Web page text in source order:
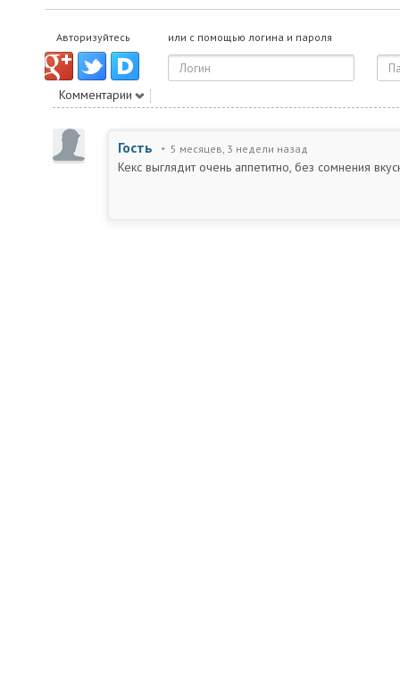
Авторизуйтесь или с помощью логина и пароля
Комментарии
Гость 5 месяцев, 3 недели назад
Кекс выглядит очень аппетитно, без сомнения